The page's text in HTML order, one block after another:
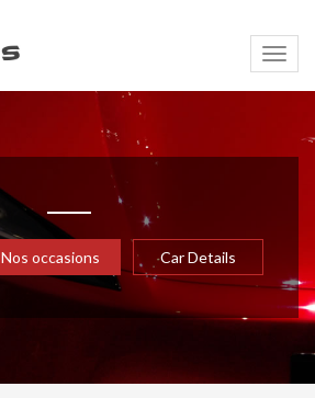
Nos occasions Car Details